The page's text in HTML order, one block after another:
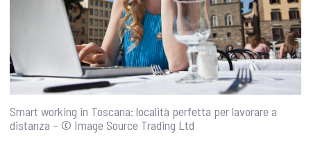
Smart working in Toscana: località perfetta per lavorare a
distanza – © Image Source Trading Ltd